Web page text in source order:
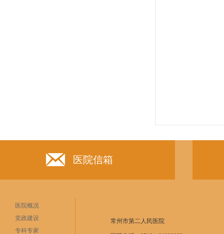
医院信箱
医院概况
党政建设
专科专家
常州市第二人民医院